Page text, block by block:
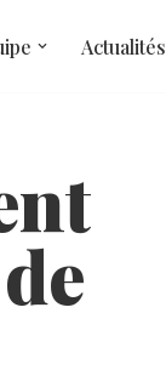
Actualités